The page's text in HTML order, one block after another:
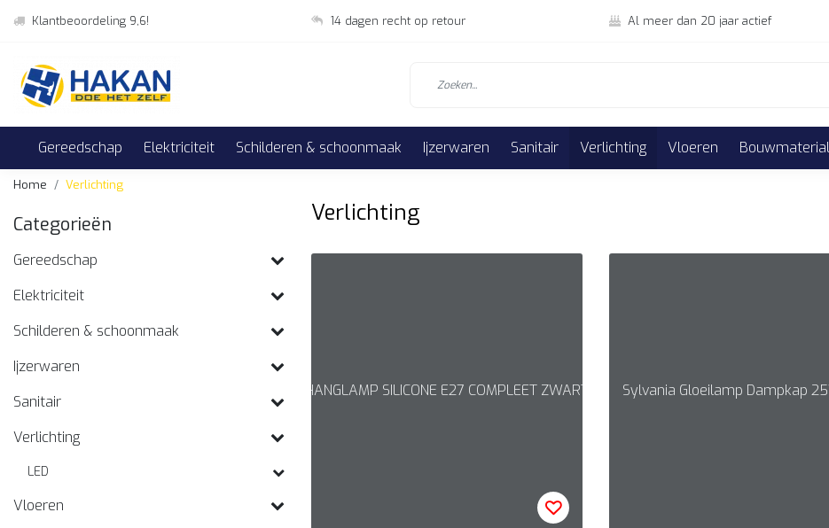
Klantbeoordeling 9,6! 14 dagen recht op retour Al meer dan 20 jaar actief
Gereedschap Elektriciteit Schilderen & schoonmaak Ijzerwaren Sanitair Verlichting Vloeren
Home Verlichting
Categorieën
Gereedschap
Elektriciteit
Schilderen & schoonmaak
Ijzerwaren
Sanitair
Verlichting
LED
Vloeren
Verlichting
HANGLAMP SILICONE E27 COMPLEET ZWART Sylvania Gloeilamp Dampkap